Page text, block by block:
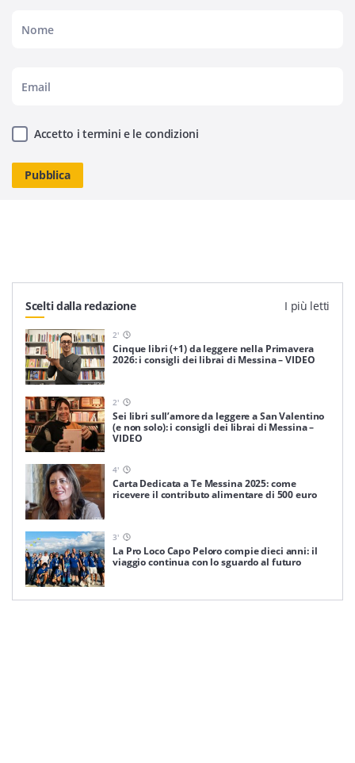
Accetto i termini e le condizioni
Scelti dalla redazione I più letti
2'
Cinque libri (+1) da leggere nella Primavera
2026: i consigli dei librai di Messina – VIDEO
2'
Sei libri sull’amore da leggere a San Valentino
(e non solo): i consigli dei librai di Messina –
VIDEO
4'
Carta Dedicata a Te Messina 2025: come
ricevere il contributo alimentare di 500 euro
3'
La Pro Loco Capo Peloro compie dieci anni: il
viaggio continua con lo sguardo al futuro